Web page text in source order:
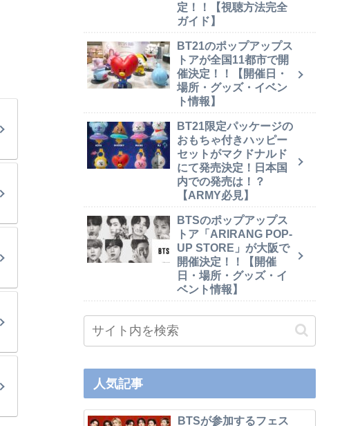
定！！【視聴方法完全
ガイド】
BT21のポップアップス
トアが全国11都市で開
催決定！！【開催日・
場所・グッズ・イベン
ト情報】
BT21限定パッケージの
おもちゃ付きハッピー
セットがマクドナルド
にて発売決定！日本国
内での発売は！？
【ARMY必見】
BTSのポップアップス
トア「ARIRANG POP-
UP STORE」が大阪で
開催決定！！【開催
日・場所・グッズ・イ
ベント情報】
人気記事
BTSが参加するフェス